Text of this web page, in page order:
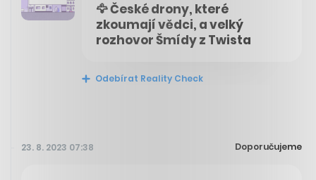
🦅 České drony, které
zkoumají vědci, a velký
rozhovor Šmídy z Twista
Odebírat Reality Check
23. 8. 2023 07:38 Doporučujeme